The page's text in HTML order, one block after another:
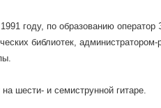
году, по образованию оператор
библиотек,
шести- и семиструнной гитаре.